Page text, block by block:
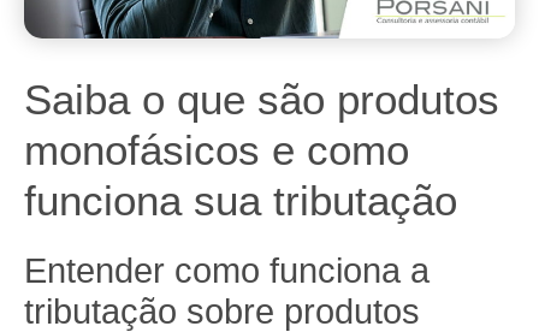
Saiba o que são produtos
monofásicos e como
funciona sua tributação
Entender como funciona a
tributação sobre produtos